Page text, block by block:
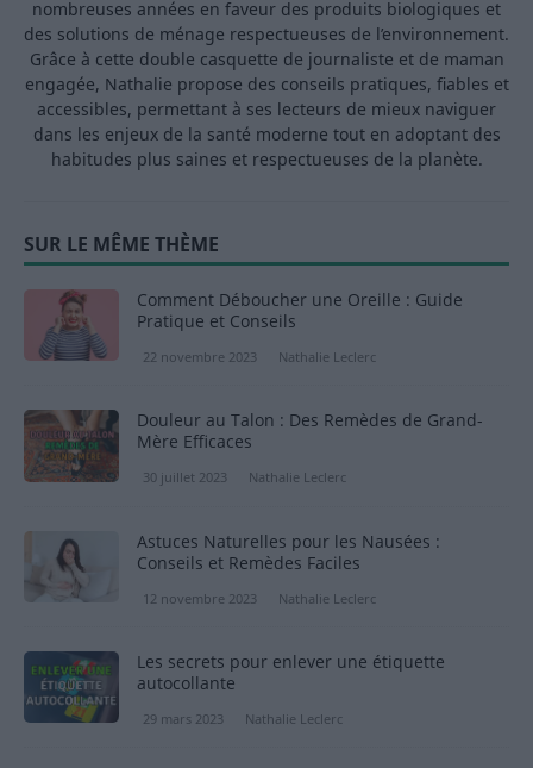
nombreuses années en faveur des produits biologiques et
des solutions de ménage respectueuses de l’environnement.
Grâce à cette double casquette de journaliste et de maman
engagée, Nathalie propose des conseils pratiques, fiables et
accessibles, permettant à ses lecteurs de mieux naviguer
dans les enjeux de la santé moderne tout en adoptant des
habitudes plus saines et respectueuses de la planète.
SUR LE MÊME THÈME
Comment Déboucher une Oreille : Guide
Pratique et Conseils
22 novembre 2023 Nathalie Leclerc
Douleur au Talon : Des Remèdes de Grand-
Mère Efficaces
30 juillet 2023 Nathalie Leclerc
Astuces Naturelles pour les Nausées :
Conseils et Remèdes Faciles
12 novembre 2023 Nathalie Leclerc
Les secrets pour enlever une étiquette
autocollante
29 mars 2023 Nathalie Leclerc